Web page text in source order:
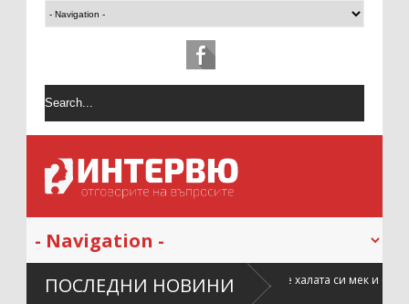
ПОСЛЕДНИ НОВИНИ
Как да поддържаме халата си мек и свеж по-дълго
време